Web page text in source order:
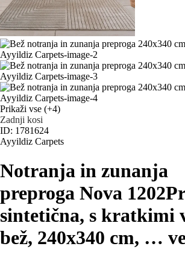
Prikaži vse (+4)
Zadnji kosi
ID: 1781624
Ayyildiz Carpets
Notranja in zunanja
preproga Nova 1202
sintetična, s kratkimi
bež, 240x340 cm, …